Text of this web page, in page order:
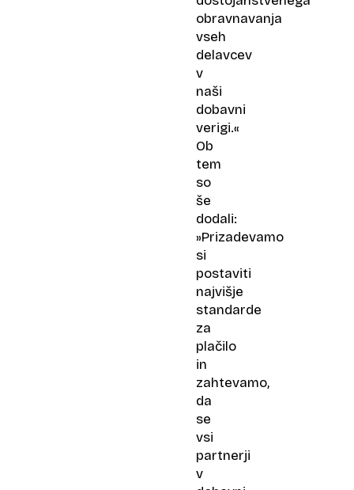
obravnavanja
vseh
delavcev
v
naši
dobavni
verigi.«
Ob
tem
so
še
dodali:
»Prizadevamo
si
postaviti
najvišje
standarde
za
plačilo
in
zahtevamo,
da
se
vsi
partnerji
v